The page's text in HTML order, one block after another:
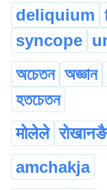
deliquium
syncope
অচেতন অজ্ঞান
হতচেতন
मोलेले रोखानङै
amchakja